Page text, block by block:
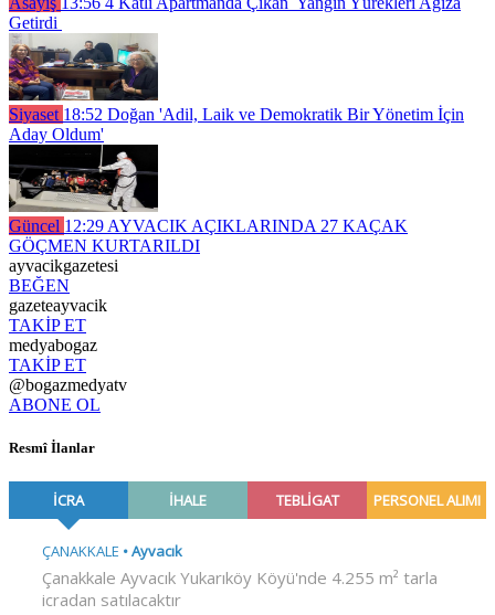
Getirdi
Siyaset 18:52 Doğan 'Adil, Laik ve Demokratik Bir Yönetim İçin
Aday Oldum'
Güncel 12:29 AYVACIK AÇIKLARINDA 27 KAÇAK
GÖÇMEN KURTARILDI
ayvacikgazetesi
BEĞEN
gazeteayvacik
TAKİP ET
medyabogaz
TAKİP ET
@bogazmedyatv
ABONE OL
Resmî İlanlar